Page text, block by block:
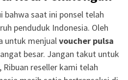
bahwa saat ini ponsel telah
penduduk Indonesia. Oleh
untuk menjual voucher pulsa
besar. Jangan takut untuk
reseller kami telah